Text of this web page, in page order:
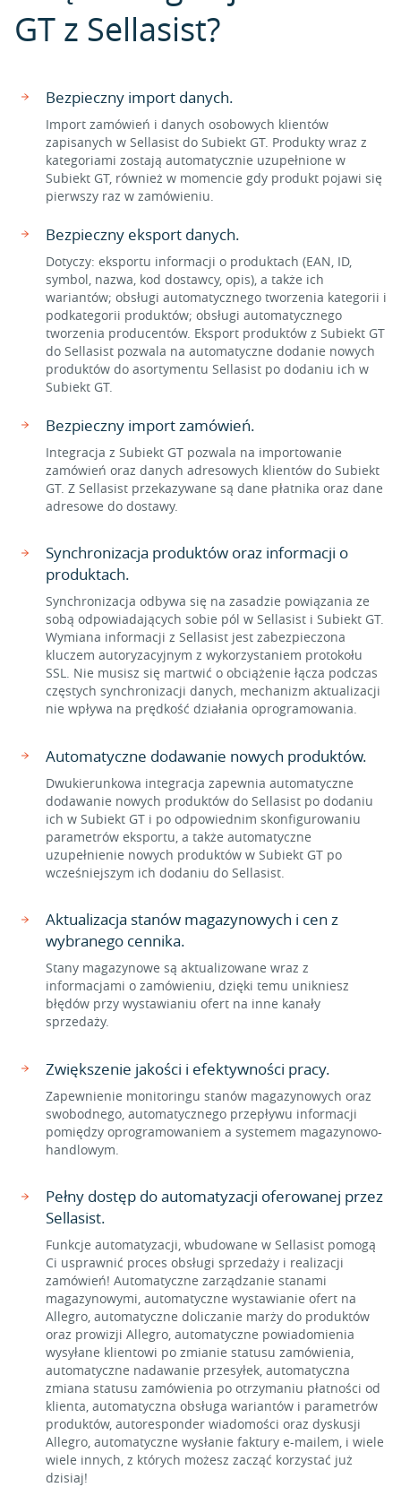
GT z Sellasist?
Bezpieczny import danych.
Import zamówień i danych osobowych klientów
zapisanych w Sellasist do Subiekt GT. Produkty wraz z
kategoriami zostają automatycznie uzupełnione w
Subiekt GT, również w momencie gdy produkt pojawi się
pierwszy raz w zamówieniu.
Bezpieczny eksport danych.
Dotyczy: eksportu informacji o produktach (EAN, ID,
symbol, nazwa, kod dostawcy, opis), a także ich
wariantów; obsługi automatycznego tworzenia kategorii i
podkategorii produktów; obsługi automatycznego
tworzenia producentów. Eksport produktów z Subiekt GT
do Sellasist pozwala na automatyczne dodanie nowych
produktów do asortymentu Sellasist po dodaniu ich w
Subiekt GT.
Bezpieczny import zamówień.
Integracja z Subiekt GT pozwala na importowanie
zamówień oraz danych adresowych klientów do Subiekt
GT. Z Sellasist przekazywane są dane płatnika oraz dane
adresowe do dostawy.
Synchronizacja produktów oraz informacji o
produktach.
Synchronizacja odbywa się na zasadzie powiązania ze
sobą odpowiadających sobie pól w Sellasist i Subiekt GT.
Wymiana informacji z Sellasist jest zabezpieczona
kluczem autoryzacyjnym z wykorzystaniem protokołu
SSL. Nie musisz się martwić o obciążenie łącza podczas
częstych synchronizacji danych, mechanizm aktualizacji
nie wpływa na prędkość działania oprogramowania.
Automatyczne dodawanie nowych produktów.
Dwukierunkowa integracja zapewnia automatyczne
dodawanie nowych produktów do Sellasist po dodaniu
ich w Subiekt GT i po odpowiednim skonfigurowaniu
parametrów eksportu, a także automatyczne
uzupełnienie nowych produktów w Subiekt GT po
wcześniejszym ich dodaniu do Sellasist.
Aktualizacja stanów magazynowych i cen z
wybranego cennika.
Stany magazynowe są aktualizowane wraz z
informacjami o zamówieniu, dzięki temu unikniesz
błędów przy wystawianiu ofert na inne kanały
sprzedaży.
Zwiększenie jakości i efektywności pracy.
Zapewnienie monitoringu stanów magazynowych oraz
swobodnego, automatycznego przepływu informacji
pomiędzy oprogramowaniem a systemem magazynowo-
handlowym.
Pełny dostęp do automatyzacji oferowanej przez
Sellasist.
Funkcje automatyzacji, wbudowane w Sellasist pomogą
Ci usprawnić proces obsługi sprzedaży i realizacji
zamówień! Automatyczne zarządzanie stanami
magazynowymi, automatyczne wystawianie ofert na
Allegro, automatyczne doliczanie marży do produktów
oraz prowizji Allegro, automatyczne powiadomienia
wysyłane klientowi po zmianie statusu zamówienia,
automatyczne nadawanie przesyłek, automatyczna
zmiana statusu zamówienia po otrzymaniu płatności od
klienta, automatyczna obsługa wariantów i parametrów
produktów, autoresponder wiadomości oraz dyskusji
Allegro, automatyczne wysłanie faktury e-mailem, i wiele
wiele innych, z których możesz zacząć korzystać już
dzisiaj!